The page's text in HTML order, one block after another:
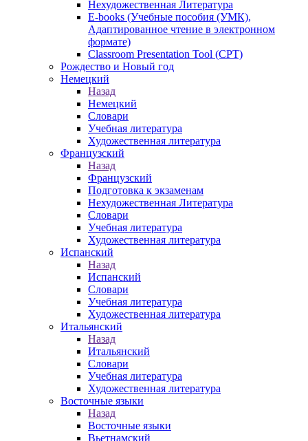
Нехудожественная Литература
E-books (Учебные пособия (УМК),
Адаптированное чтение в электронном
формате)
Classroom Presentation Tool (CPT)
Рождество и Новый год
Немецкий
Назад
Немецкий
Словари
Учебная литература
Художественная литература
Французский
Назад
Французский
Подготовка к экзаменам
Нехудожественная Литература
Словари
Учебная литература
Художественная литература
Испанский
Назад
Испанский
Словари
Учебная литература
Художественная литература
Итальянский
Назад
Итальянский
Словари
Учебная литература
Художественная литература
Восточные языки
Назад
Восточные языки
Вьетнамский